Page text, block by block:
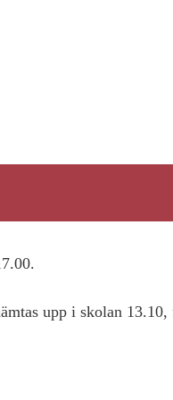
upp i skolan